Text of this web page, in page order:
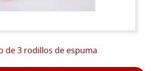
de 3 rodillos de espuma